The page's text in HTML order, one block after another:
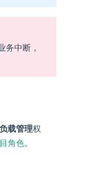
务中断，
载管理权
角色。